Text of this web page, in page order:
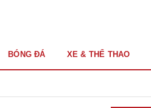
BÓNG ĐÁ XE & THỂ THAO